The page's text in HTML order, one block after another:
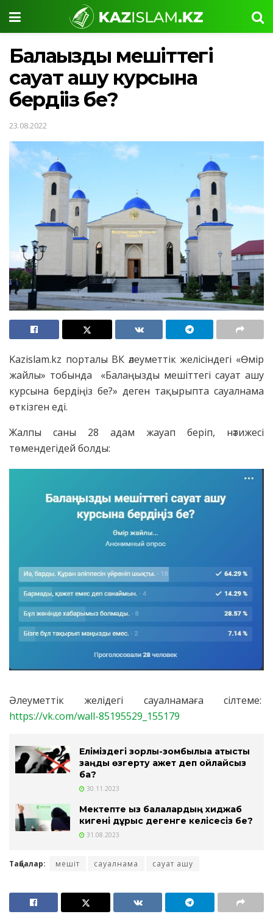
Балаңызды мешіттегі
сауат ашу курсына
бердіңіз бе?
23.08.2022
Kazislam.kz порталы ВК әлеуметтік желісіндегі «Өмір
жайлы» тобында «Балаңызды мешіттегі сауат ашу
курсына бердіңіз бе?» деген тақырыпта сауалнама
өткізген еді.
Жалпы саны 28 адам жауап беріп, нәтижесі
төмендегідей болды:
Әлеуметтік желідегі сауалнамаға сілтеме:
https://vk.com/wall-85195529_155179
Еліміздегі зорлық-зомбылыққа қатысты
заңды өзгерту қажет деп ойлайсыз
ба?
30.11.2023
Мектепте қыз балалардың хиджаб
кигені дұрыс дегенге келісесіз бе?
31.08.2023
Таңбалар: мешіт сауалнама сауат ашу